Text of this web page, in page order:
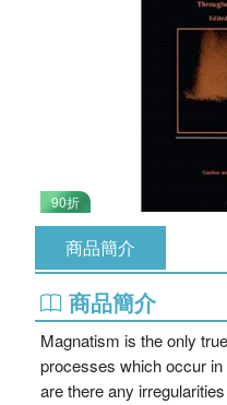
90折
商品簡介
商品簡介
Magnatism is the only
processes which occur
are there any